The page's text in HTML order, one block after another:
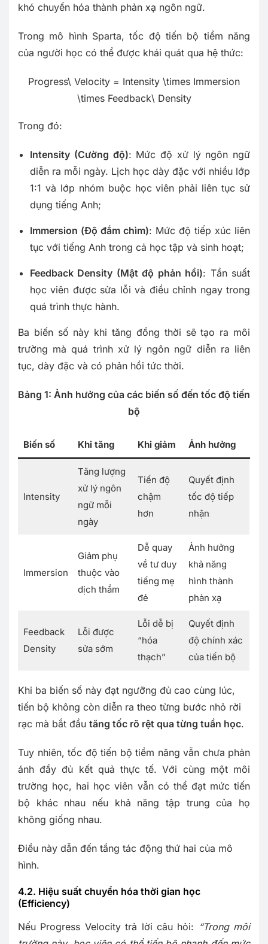
khó chuyển hóa thành phản xạ ngôn ngữ.
Trong mô hình Sparta, tốc độ tiến bộ tiềm năng
của người học có thể được khái quát qua hệ thức:
Progress\ Velocity = Intensity \times Immersion
\times Feedback\ Density
Trong đó:
Intensity (Cường độ): Mức độ xử lý ngôn ngữ
diễn ra mỗi ngày. Lịch học dày đặc với nhiều lớp
1:1 và lớp nhóm buộc học viên phải liên tục sử
dụng tiếng Anh;
Immersion (Độ đắm chìm): Mức độ tiếp xúc liên
tục với tiếng Anh trong cả học tập và sinh hoạt;
Feedback Density (Mật độ phản hồi): Tần suất
học viên được sửa lỗi và điều chỉnh ngay trong
quá trình thực hành.
Ba biến số này khi tăng đồng thời sẽ tạo ra môi
trường mà quá trình xử lý ngôn ngữ diễn ra liên
tục, dày đặc và có phản hồi tức thời.
Bảng 1: Ảnh hưởng của các biến số đến tốc độ tiến
bộ
Biến số Khi tăng Khi giảm Ảnh hưởng
Intensity
Tăng lượng
xử lý ngôn
ngữ mỗi
ngày
Tiến độ
chậm
hơn
Quyết định
tốc độ tiếp
nhận
Immersion
Giảm phụ
thuộc vào
dịch thầm
Dễ quay
về tư duy
tiếng mẹ
đẻ
Ảnh hưởng
khả năng
hình thành
phản xạ
Feedback
Density
Lỗi được
sửa sớm
Lỗi dễ bị
“hóa
thạch”
Quyết định
độ chính xác
của tiến bộ
Khi ba biến số này đạt ngưỡng đủ cao cùng lúc,
tiến bộ không còn diễn ra theo từng bước nhỏ rời
rạc mà bắt đầu tăng tốc rõ rệt qua từng tuần học.
Tuy nhiên, tốc độ tiến bộ tiềm năng vẫn chưa phản
ánh đầy đủ kết quả thực tế. Với cùng một môi
trường học, hai học viên vẫn có thể đạt mức tiến
bộ khác nhau nếu khả năng tập trung của họ
không giống nhau.
Điều này dẫn đến tầng tác động thứ hai của mô
hình.
4.2. Hiệu suất chuyển hóa thời gian học
(Efficiency)
Nếu Progress Velocity trả lời câu hỏi: “Trong môi